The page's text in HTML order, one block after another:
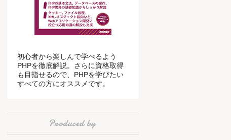
初心者から楽しんで学べるよう
PHPを徹底解説。さらに資格取得
も目指せるので、PHPを学びたい
すべての方にオススメです。